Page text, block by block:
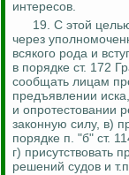
интересов.
19. С этой
через
всякого рода и
в порядке ст. 172
сообщать лицам
предъявлении
и опротестовании
законную силу, в)
порядке п. "б" ст.
г) присутствовать
решений судов и